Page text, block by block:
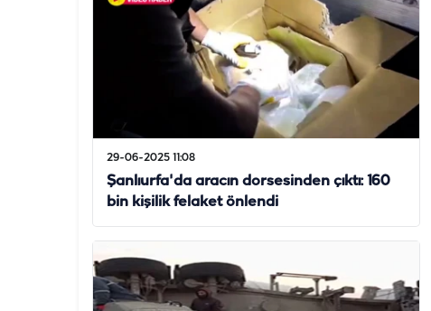
29-06-2025 11:08
Şanlıurfa'da aracın dorsesinden çıktı: 160
bin kişilik felaket önlendi